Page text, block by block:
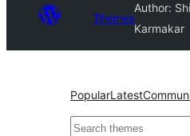
Themes
Author:
Karmakar
PopularLatest
تلاش